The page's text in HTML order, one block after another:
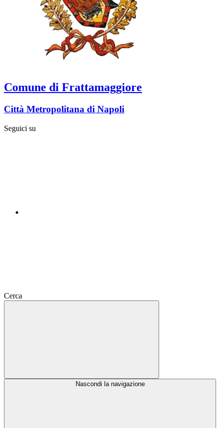
Comune di Frattamaggiore
Città Metropolitana di Napoli
Seguici su
Cerca
Nascondi la navigazione